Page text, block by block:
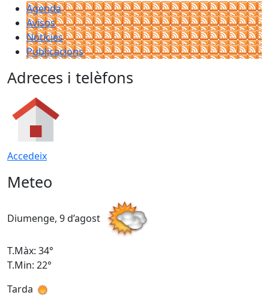
Agenda
Avisos
Notícies
Publicacions
Adreces i telèfons
Accedeix
Meteo
Diumenge, 9 d’agost
T.Màx: 34°
T.Min: 22°
Tarda